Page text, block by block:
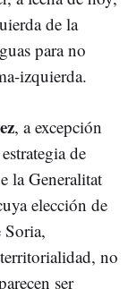
de la
para no
izquierda.
, a excepción
de
la Generalitat
elección de
Soria,
no
ser